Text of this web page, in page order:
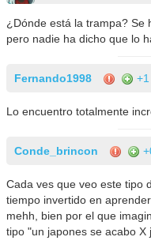
¿Dónde está la trampa? Se
pero nadie ha dicho que lo
Fernando1998 +1
Lo encuentro totalmente
Conde_brincon
Cada ves que veo este tipo
tiempo invertido en
mehh, bien por el que
tipo "un japones se acabo X